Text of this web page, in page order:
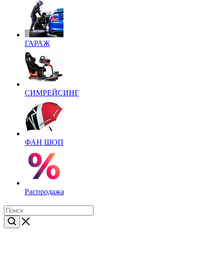
ГАРАЖ
СИМРЕЙСИНГ
ФАН ШОП
Распродажа